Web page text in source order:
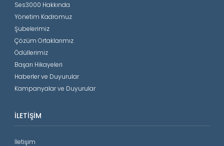
Ses3000 Hakkında
Yönetim Kadromuz
Şubelerimiz
Çözüm Ortaklarımız
Ödüllerimiz
Başarı Hikayeleri
Haberler ve Duyurular
Kampanyalar ve Duyurular
İLETIŞIM
İletişim